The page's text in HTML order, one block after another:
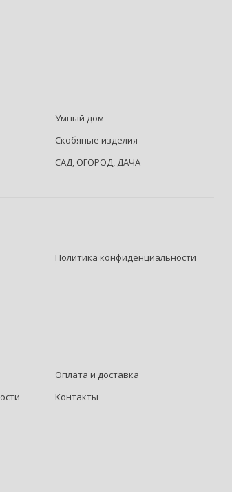
Умный дом
Скобяные изделия
САД, ОГОРОД, ДАЧА
Политика конфиденциальности
Оплата и доставка
Контакты